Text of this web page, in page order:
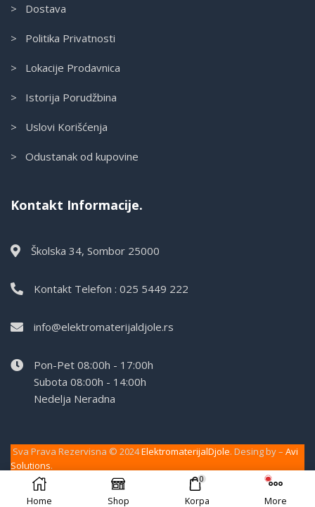
> Dostava
> Politika Privatnosti
> Lokacije Prodavnica
> Istorija Porudžbina
> Uslovi Korišćenja
> Odustanak od kupovine
Kontakt Informacije.
Školska 34, Sombor 25000
Kontakt Telefon : 025 5449 222
info@elektromaterijaldjole.rs
Pon-Pet 08:00h - 17:00h
Subota 08:00h - 14:00h
Nedelja Neradna
Sva Prava Rezervisna © 2024ElektromaterijalDjole. Desing by – Avi
Solutions.
Home Shop
0
Korpa More